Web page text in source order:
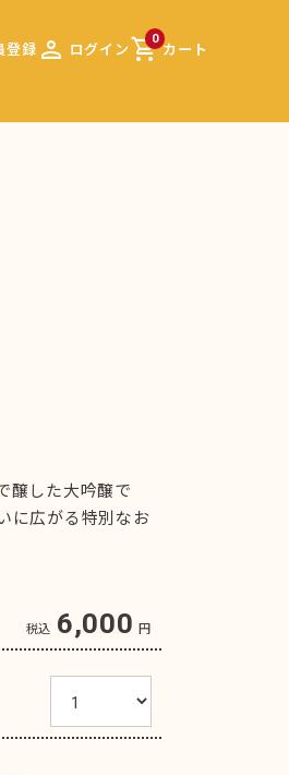
登録 person ログイン 0
shopping_cartカート
醸した大吟醸で
に広がる特別なお
税込 6,000 円